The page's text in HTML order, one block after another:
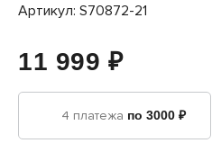
Артикул: S70872-21
11 999 ₽
4 платежа по 3000 ₽